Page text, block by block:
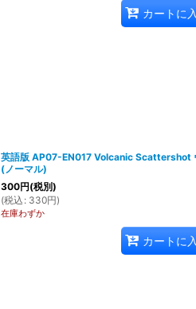
カートに
英語版 AP07-EN017 Volcanic Scattershot
(ノーマル)
300円(税別)
(税込 : 330円)
在庫わずか
カートに